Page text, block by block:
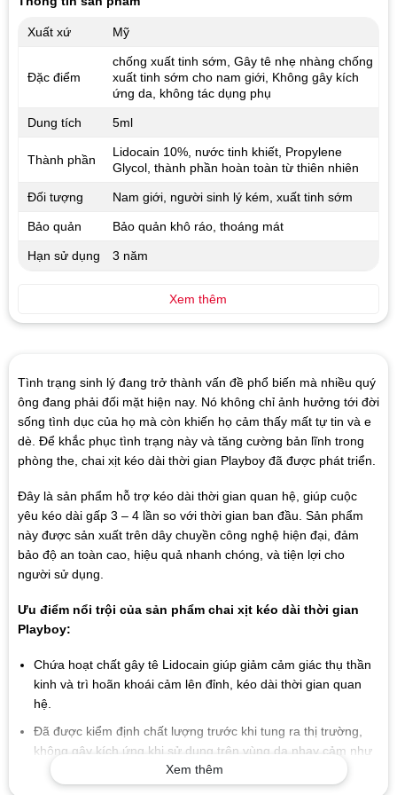
Tình trạng sinh lý đang trở thành vấn đề phổ biến mà nhiều quý
ông đang phải đối mặt hiện nay. Nó không chỉ ảnh hưởng tới đời
sống tình dục của họ mà còn khiến họ cảm thấy mất tự tin và e
dè. Để khắc phục tình trạng này và tăng cường bản lĩnh trong
phòng the, chai xịt kéo dài thời gian Playboy đã được phát triển.
Đây là sản phẩm hỗ trợ kéo dài thời gian quan hệ, giúp cuộc
yêu kéo dài gấp 3 – 4 lần so với thời gian ban đầu. Sản phẩm
này được sản xuất trên dây chuyền công nghệ hiện đại, đảm
bảo độ an toàn cao, hiệu quả nhanh chóng, và tiện lợi cho
người sử dụng.
Ưu điểm nổi trội của sản phẩm chai xịt kéo dài thời gian
Playboy:
Chứa hoạt chất gây tê Lidocain giúp giảm cảm giác thụ thần
kinh và trì hoãn khoái cảm lên đỉnh, kéo dài thời gian quan
hệ.
Đã được kiểm định chất lượng trước khi tung ra thị trường,
không gây kích ứng khi sử dụng trên vùng da nhạy cảm như
Xem thêm
Xuất xứ Mỹ
Đặc điểm
chống xuất tinh sớm, Gây tê nhẹ nhàng chống
xuất tinh sớm cho nam giới, Không gây kích
ứng da, không tác dụng phụ
Dung tích 5ml
Thành phần
Lidocain 10%, nước tinh khiết, Propylene
Glycol, thành phần hoàn toàn từ thiên nhiên
Đối tượng Nam giới, người sinh lý kém, xuất tinh sớm
Bảo quản Bảo quản khô ráo, thoáng mát
Hạn sử dụng 3 năm
Xem thêm